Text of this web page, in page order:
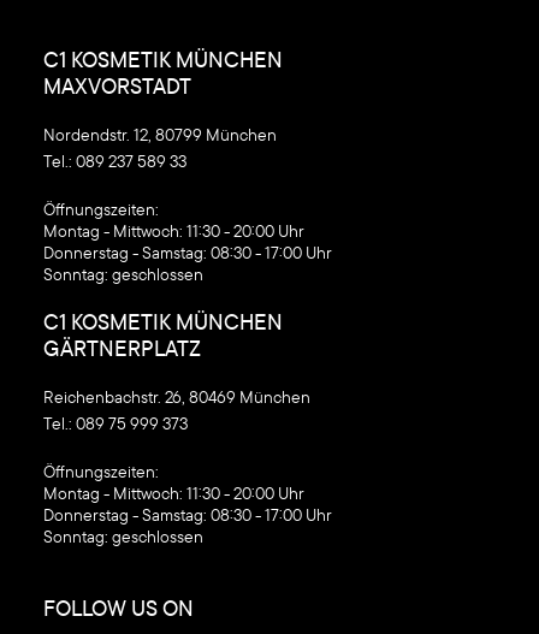
C1 KOSMETIK MÜNCHEN
MAXVORSTADT
Nordendstr. 12, 80799 München
Tel.: 089 237 589 33
‍Öffnungszeiten:
Montag - Mittwoch: 11:30 - 20:00 Uhr
Donnerstag - Samstag: 08:30 - 17:00 Uhr
Sonntag: geschlossen
C1 KOSMETIK MÜNCHEN
GÄRTNERPLATZ
Reichenbachstr. 26, 80469 München
Tel.: 089 75 999 373
‍Öffnungszeiten:
Montag - Mittwoch: 11:30 - 20:00 Uhr
Donnerstag - Samstag: 08:30 - 17:00 Uhr
Sonntag: geschlossen
FOLLOW US ON